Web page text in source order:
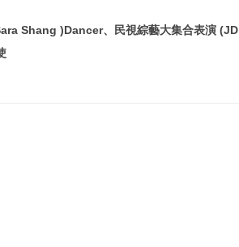
Shang )Dancer、民視綜藝大集合表演 (JD